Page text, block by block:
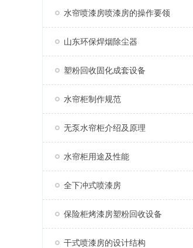
水帘喷漆房喷漆房的操作要领
山东环保焊烟除尘器
塑粉回收固化成套设备
水帘柜制作规范
无泵水帘柜介绍及原理
水帘柜用途及性能
全下冲式喷漆房
保险柜烤漆房塑粉回收设备
干式喷漆房的设计结构